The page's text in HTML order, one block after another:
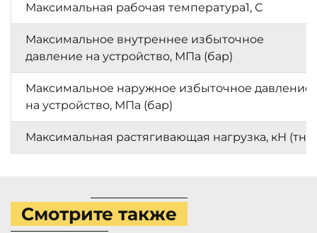
Максимальная рабочая температура1, С
Максимальное внутреннее избыточное
давление на устройство, МПа (бар)
Максимальное наружное избыточное давление
на устройство, МПа (бар)
Максимальная растягивающая нагрузка, кН (тн)
Смотрите также